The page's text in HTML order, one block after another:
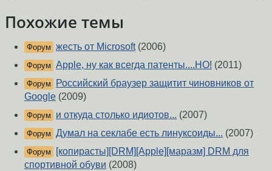
Похожие темы
Форум жесть от Microsoft(2006)
Форум Apple, ну как всегда патенты....НО! (2011)
Форум
Российский браузер защитит чиновников от
Google (2009)
Форум и откуда столько идиотов... (2007)
Форум Думал на секлабе есть линуксоиды... (2007)
Форум
[копирасты][DRM][Apple][маразм] DRM для
спортивной обуви (2008)